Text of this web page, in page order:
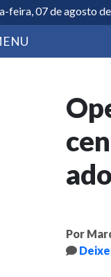
feira, 07 de agosto
Por